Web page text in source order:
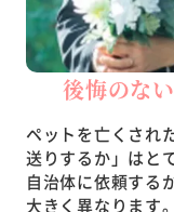
後悔のな
ペットを亡くされ
送りするか」はと
自治体に依頼する
大きく異なります